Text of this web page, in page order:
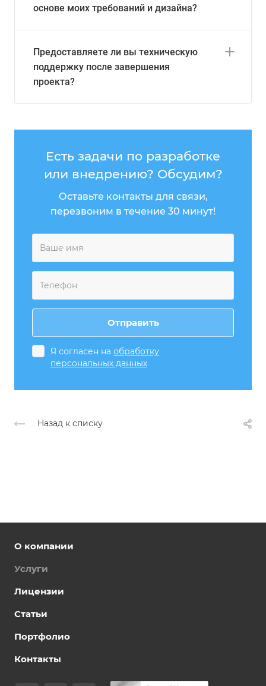
основе моих требований и дизайна?
Предоставляете ли вы техническую
поддержку после завершения
проекта?
Есть задачи по разработке
или внедрению? Обсудим?
Оставьте контакты для связи,
перезвоним в течение 30 минут!
Я согласен на обработку
персональных данных
Назад к списку
О компании
Услуги
Лицензии
Статьи
Портфолио
Контакты